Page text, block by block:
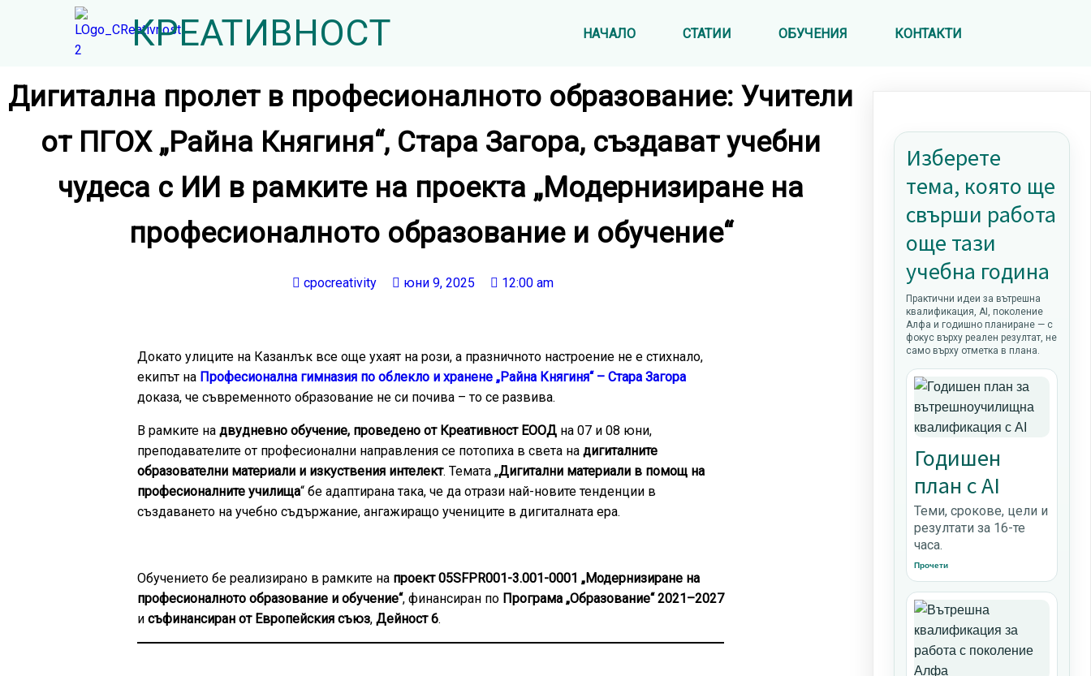
КРЕАТИВНОСТ НАЧАЛО СТАТИИ ОБУЧЕНИЯ КОНТАКТИ
Дигитална пролет в професионалното образование: Учители
от ПГОХ „Райна Княгиня“, Стара Загора, създават учебни
чудеса с ИИ в рамките на проекта „Модернизиране на
професионалното образование и обучение“
cpocreativity юни 9, 2025 12:00 am
Докато улиците на Казанлък все още ухаят на рози, а празничното настроение не е стихнало,
екипът на Професионална гимназия по облекло и хранене „Райна Княгиня“ – Стара Загора
доказа, че съвременното образование не си почива – то се развива.
В рамките надвудневно обучение, проведено от Креативност ЕООД на 07 и 08 юни,
преподавателите от професионални направления се потопиха в света надигиталните
образователни материали и изкуствения интелект. Темата „Дигитални материали в помощ на
професионалните училища“ бе адаптирана така, че да отрази най-новите тенденции в
създаването на учебно съдържание, ангажиращо учениците в дигиталната ера.
Обучението бе реализирано в рамките на проект 05SFPR001-3.001-0001 „Модернизиране на
професионалното образование и обучение“, финансиран по Програма „Образование“ 2021–2027
исъфинансиран от Европейския съюз,Дейност 6.
Изберете
тема, която ще
свърши работа
още тази
учебна година
Практични идеи за вътрешна
квалификация, AI, поколение
Алфа и годишно планиране — с
фокус върху реален резултат, не
само върху отметка в плана.
Годишен
план с AI
Теми, срокове, цели и
резултати за 16-те
часа.
Прочети